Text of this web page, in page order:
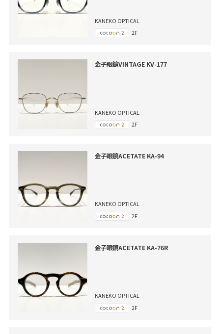
KANEKO OPTICAL
2F
金子眼鏡VINTAGE KV-177
KANEKO OPTICAL
2F
金子眼鏡ACETATE KA-94
KANEKO OPTICAL
2F
金子眼鏡ACETATE KA-76R
KANEKO OPTICAL
2F